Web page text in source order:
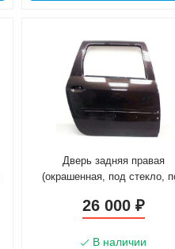
Дверь задняя правая
(окрашенная, под стекло,
821009310R
26 000 ₽
В наличии